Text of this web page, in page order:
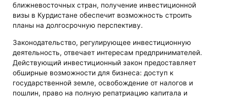
ближневосточных стран, получение инвестиционной
визы в Курдистане обеспечит возможность строить
планы на долгосрочную перспективу.
Законодательство, регулирующее инвестиционную
деятельность, отвечает интересам предпринимателей.
Действующий инвестиционный закон предоставляет
обширные возможности для бизнеса: доступ к
государственной земле, освобождение от налогов и
пошлин, право на полную репатриацию капитала и